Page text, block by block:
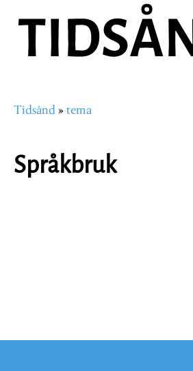
hovedinnhold
Navigasjonssti
Tidsånd tema
Språkbruk